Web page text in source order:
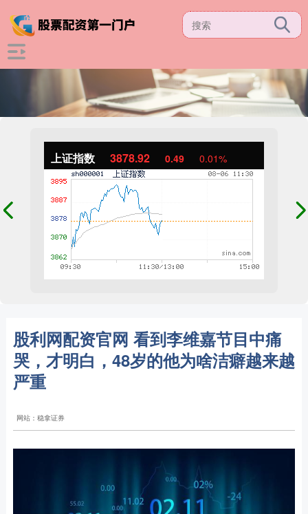
上证指数 3878.92 0.49 0.01%
股利网配资官网 看到李维嘉节目中痛
哭，才明白，48岁的他为啥洁癖越来越
严重
网站：稳拿证券